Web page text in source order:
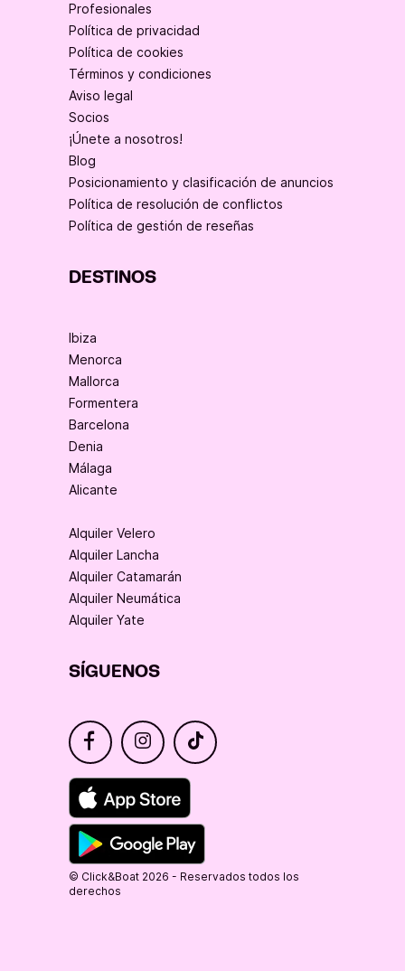
Profesionales
Política de privacidad
Política de cookies
Términos y condiciones
Aviso legal
Socios
¡Únete a nosotros!
Blog
Posicionamiento y clasificación de anuncios
Política de resolución de conflictos
Política de gestión de reseñas
DESTINOS
Ibiza
Menorca
Mallorca
Formentera
Barcelona
Denia
Málaga
Alicante
Alquiler Velero
Alquiler Lancha
Alquiler Catamarán
Alquiler Neumática
Alquiler Yate
SÍGUENOS
© Click&Boat 2026 - Reservados todos los
derechos